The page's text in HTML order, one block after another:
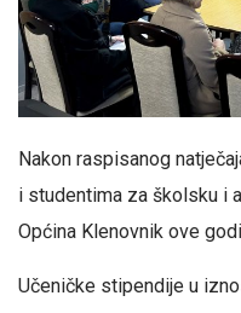
Nakon raspisanog
i studentima za školsku i
Općina Klenovnik ove
Učeničke stipendije u